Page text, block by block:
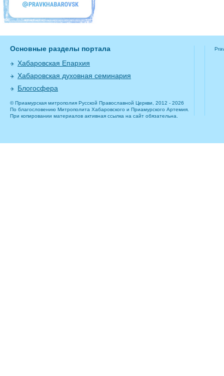
Основные разделы портала
Хабаровская Епархия
Хабаровская духовная семинария
Блогосфера
© Приамурская митрополия Русской Православной Церкви, 2012 - 2026
По благословению Митрополита Хабаровского и Приамурского Артемия.
При копировании материалов активная ссылка на сайт обязательна.